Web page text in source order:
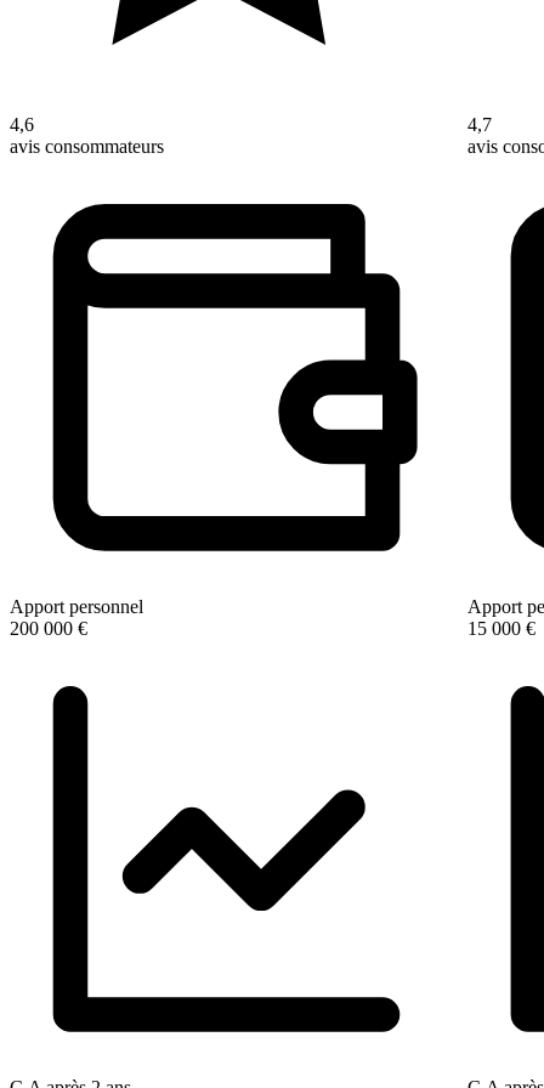
4,6
avis consommateurs
Apport personnel
200 000 €
4,7
avis
Apport
15 000 €